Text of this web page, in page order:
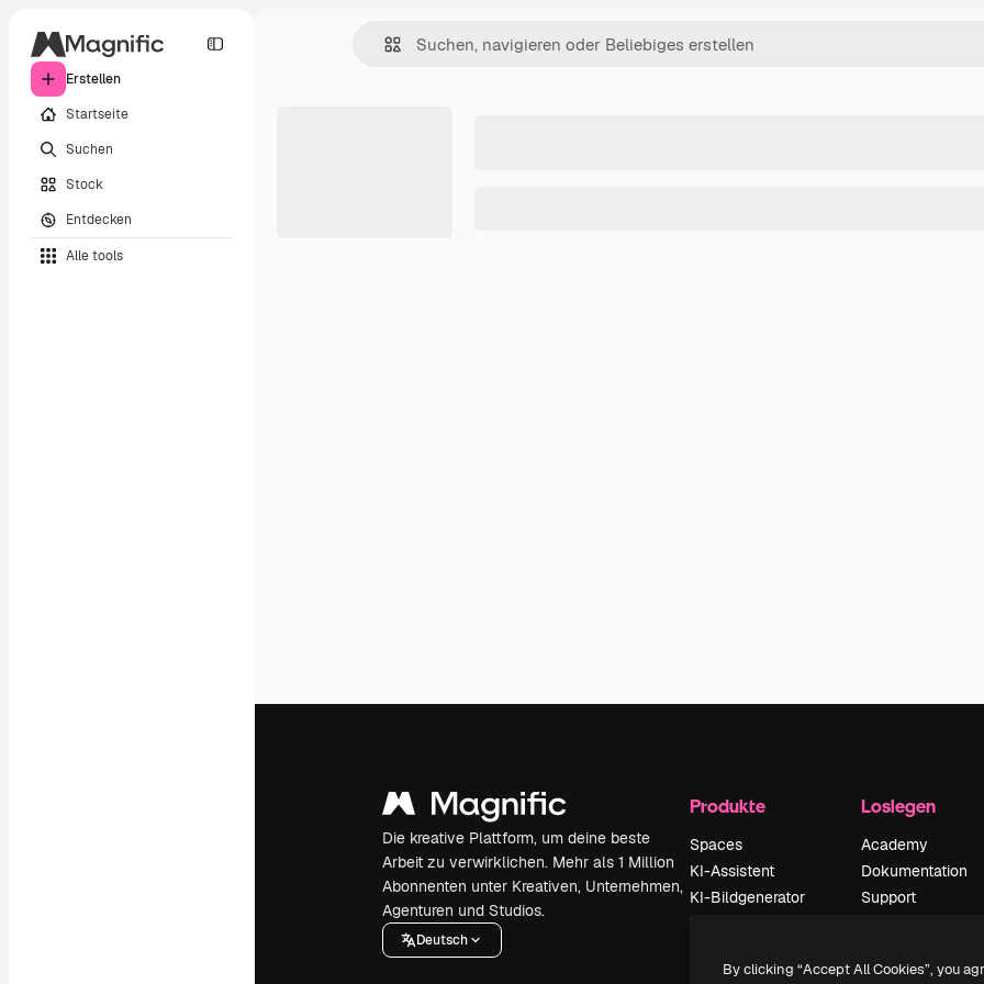
Erstellen
Startseite
Suchen
Stock
Entdecken
Alle tools
Die kreative Plattform, um deine beste
Arbeit zu verwirklichen. Mehr als 1 Million
Abonnenten unter Kreativen, Unternehmen,
Agenturen und Studios.
Deutsch
Produkte
Spaces
KI-Assistent
KI-Bildgenerator
Stimmengenerator
Loslegen
Academy
Dokumentation
Support
Originale Neu
By clicking “Accept All Cookies”, you